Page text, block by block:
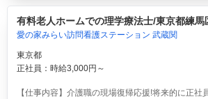
有料老人ホームでの理学療法士/東京都練馬
愛の家みらい訪問看護ステーション 武蔵関
東京都
正社員：時給3,000円～
【仕事内容】介護職の現場復帰応援!将来的に正社